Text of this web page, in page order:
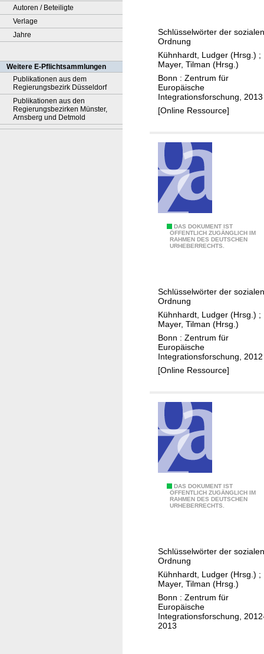
Autoren / Beteiligte
Verlage
Jahre
Weitere E-Pflichtsammlungen
Publikationen aus dem
Regierungsbezirk Düsseldorf
Publikationen aus den
Regierungsbezirken Münster,
Arnsberg und Detmold
G
e
s
t
a
l
t
n
d
r
G
i
t
ä
t
Schlüsselwörter der sozialen
Ordnung
Kühnhardt, Ludger (Hrsg.) ;
Mayer, Tilman (Hrsg.)
Bonn : Zentrum für
Europäische
Integrationsforschung, 2013
[Online Ressource]
DAS DOKUMENT IST
ÖFFENTLICH ZUGÄNGLICH IM
RAHMEN DES DEUTSCHEN
URHEBERRECHTS.
G
e
s
t
a
l
t
n
d
r
G
i
t
ä
t
Schlüsselwörter der sozialen
Ordnung
Kühnhardt, Ludger (Hrsg.) ;
Mayer, Tilman (Hrsg.)
Bonn : Zentrum für
Europäische
Integrationsforschung, 2012
[Online Ressource]
DAS DOKUMENT IST
ÖFFENTLICH ZUGÄNGLICH IM
RAHMEN DES DEUTSCHEN
URHEBERRECHTS.
s
t
a
l
t
u
Schlüsselwörter der sozialen
Ordnung
Kühnhardt, Ludger (Hrsg.) ;
Mayer, Tilman (Hrsg.)
Bonn : Zentrum für
Europäische
Integrationsforschung,
2013